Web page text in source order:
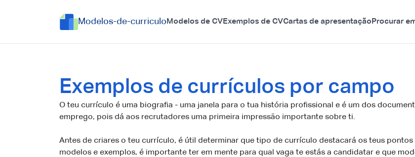
Modelos-de-curriculo Modelos de CVExemplos de CVCartas de apresentação Procurar
Exemplos de currículos por campo
O teu currículo é uma biografia - uma janela para o tua história profissional e é um dos
emprego, pois dá aos recrutadores uma primeira impressão importante sobre ti.
Antes de criares o teu currículo, é útil determinar que tipo de currículo destacará os teus
modelos e exemplos, é importante ter em mente para qual vaga te estás a candidatar e que